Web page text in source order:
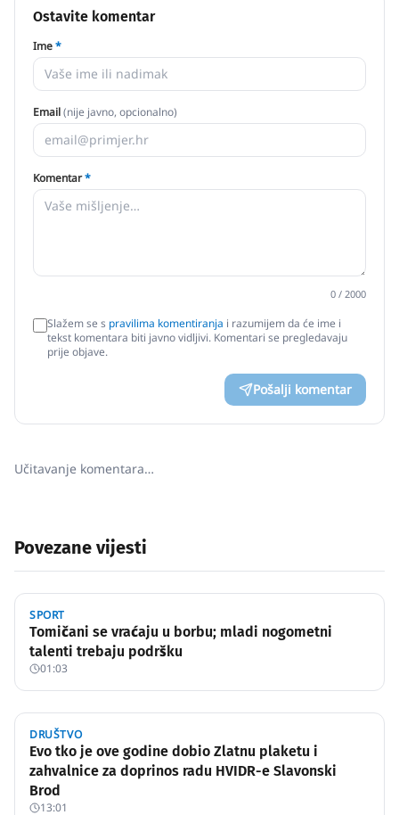
Ostavite komentar
Ime*
Email(nije javno, opcionalno)
Komentar*
0 / 2000
Slažem se s pravilima komentiranja i razumijem da će ime i
tekst komentara biti javno vidljivi. Komentari se pregledavaju
prije objave.
Pošalji komentar
Učitavanje komentara…
Povezane vijesti
SPORT
Tomičani se vraćaju u borbu; mladi nogometni
talenti trebaju podršku
01:03
DRUŠTVO
Evo tko je ove godine dobio Zlatnu plaketu i
zahvalnice za doprinos radu HVIDR-e Slavonski
Brod
13:01